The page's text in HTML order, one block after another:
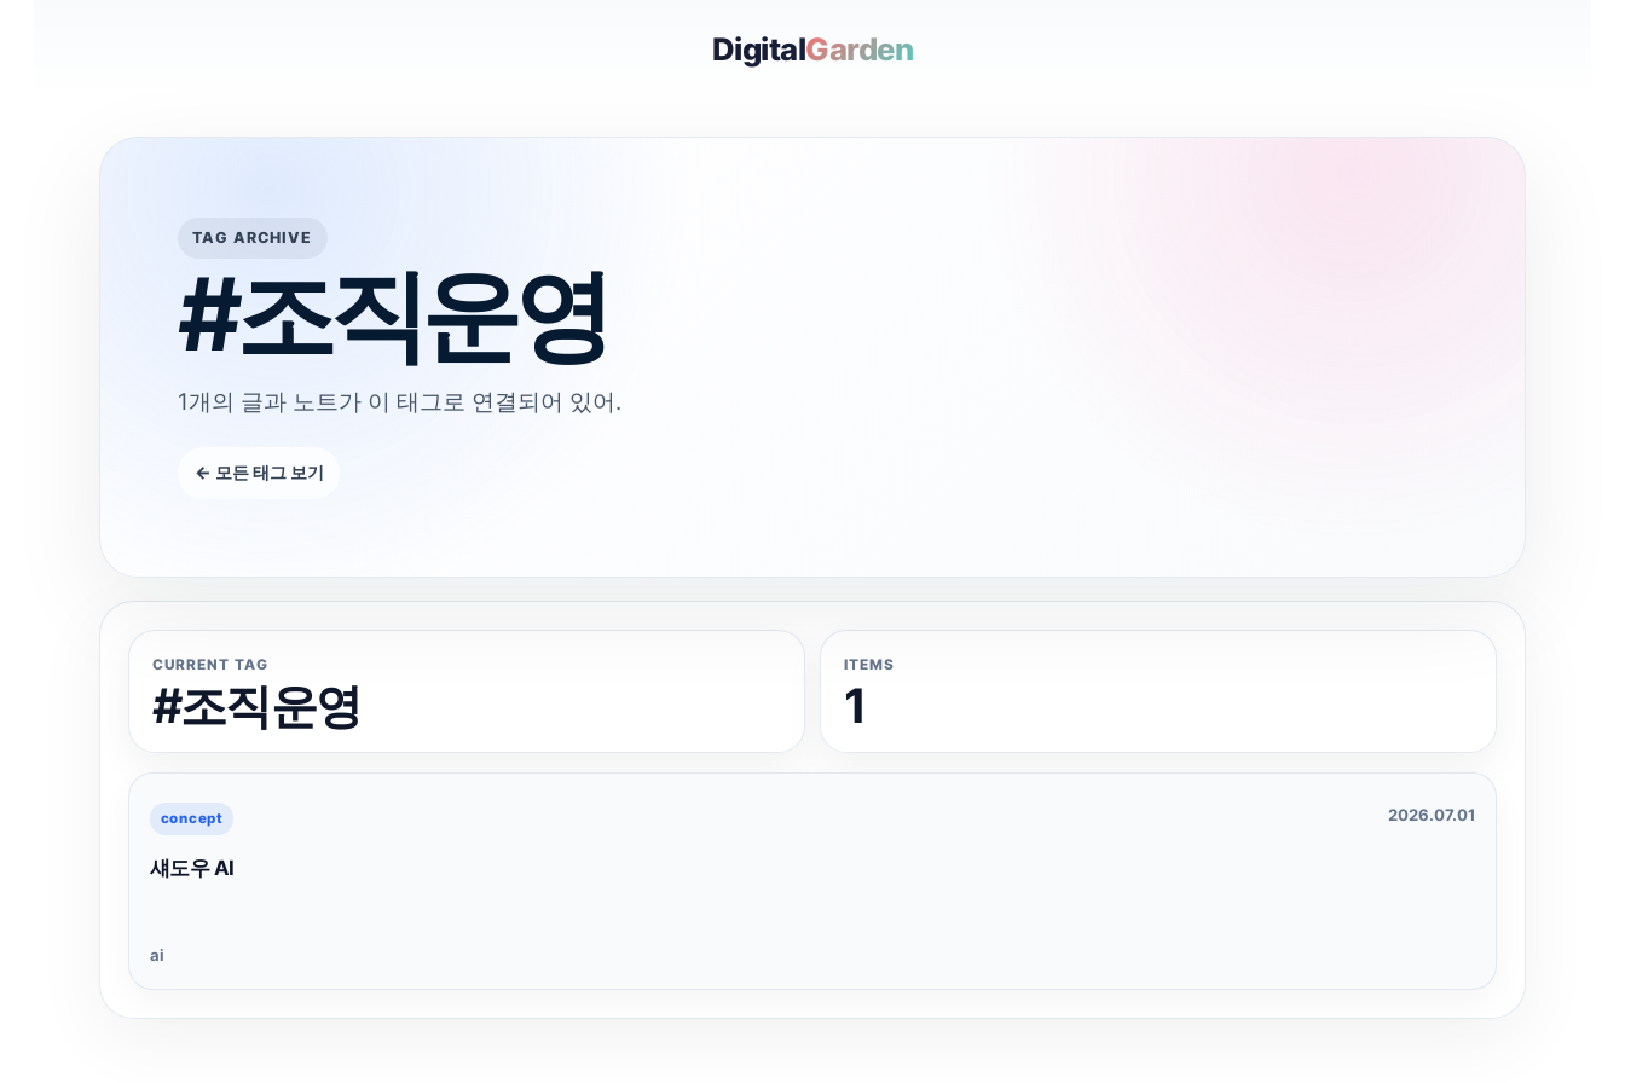
DigitalGarden
TAG ARCHIVE
#조직운영
1개의 글과 노트가 이 태그로 연결되어 있어.
← 모든 태그 보기
CURRENT TAG
#조직운영
ITEMS
1
concept 2026.07.01
섀도우 AI
ai